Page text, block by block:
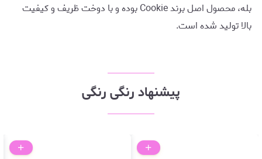
بله، محصول اصل برند Cookie بوده و با دوخت ظریف و کیفیت
بالا تولید شده است.
پیشنهاد رنگی رنگی